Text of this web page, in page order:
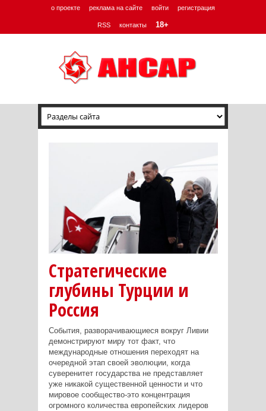
о проекте реклама на сайте войти регистрация
RSS контакты 18+
Стратегические
глубины Турции и
Россия
События, разворачивающиеся вокруг Ливии
демонстрируют миру тот факт, что
международные отношения переходят на
очередной этап своей эволюции, когда
суверенитет государства не представляет
уже никакой существенной ценности и что
мировое сообщество-это концентрация
огромного количества европейских лидеров